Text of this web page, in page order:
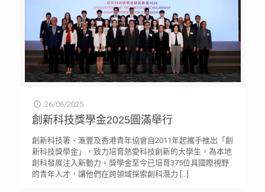
26/06/2025
創新科技獎學金2025圓滿舉行
創新科技署、滙豐及香港青年協會自2011年起攜手推出「創
新科技獎學金」，致力培育熱愛科技創新的大學生，為本地
創科發展注入新動力。獎學金至今已培育375位具國際視野
的青年人才，讓他們在跨領域探索創科潛力 […]